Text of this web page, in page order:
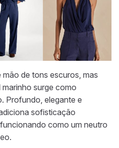
de tons escuros, mas
surge como
Profundo, elegante e
sofisticação
, funcionando como um neutro